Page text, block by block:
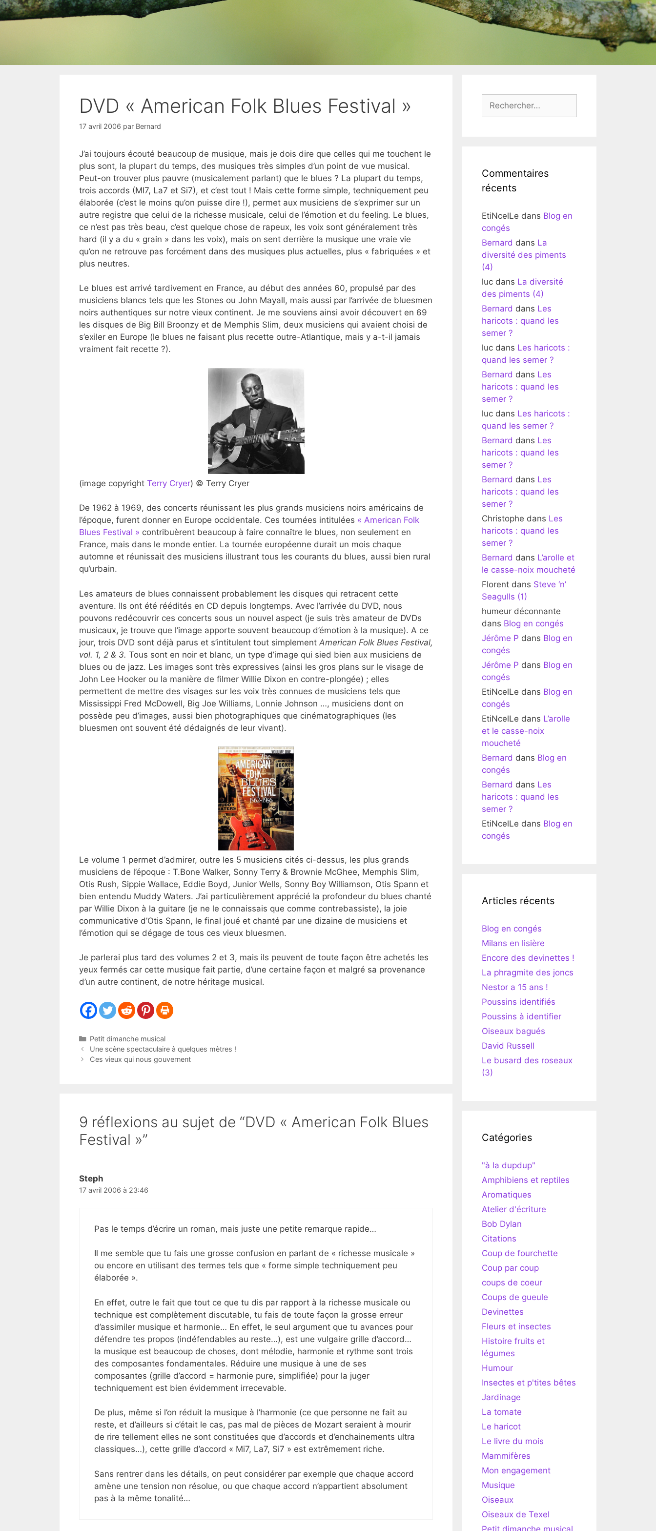
DVD « American Folk Blues Festival »
17 avril 2006 par Bernard
J’ai toujours écouté beaucoup de musique, mais je dois dire que celles qui me touchent le
plus sont, la plupart du temps, des musiques très simples d’un point de vue musical.
Peut-on trouver plus pauvre (musicalement parlant) que le blues ? La plupart du temps,
trois accords (MI7, La7 et Si7), et c’est tout ! Mais cette forme simple, techniquement peu
élaborée (c’est le moins qu’on puisse dire !), permet aux musiciens de s’exprimer sur un
autre registre que celui de la richesse musicale, celui de l’émotion et du feeling. Le blues,
ce n’est pas très beau, c’est quelque chose de rapeux, les voix sont généralement très
hard (il y a du « grain » dans les voix), mais on sent derrière la musique une vraie vie
qu’on ne retrouve pas forcément dans des musiques plus actuelles, plus « fabriquées » et
plus neutres.
Le blues est arrivé tardivement en France, au début des années 60, propulsé par des
musiciens blancs tels que les Stones ou John Mayall, mais aussi par l’arrivée de bluesmen
noirs authentiques sur notre vieux continent. Je me souviens ainsi avoir découvert en 69
les disques de Big Bill Broonzy et de Memphis Slim, deux musiciens qui avaient choisi de
s’exiler en Europe (le blues ne faisant plus recette outre-Atlantique, mais y a-t-il jamais
vraiment fait recette ?).
(image copyright Terry Cryer) © Terry Cryer
De 1962 à 1969, des concerts réunissant les plus grands musiciens noirs américains de
l’époque, furent donner en Europe occidentale. Ces tournées intitulées « American Folk
Blues Festival » contribuèrent beaucoup à faire connaître le blues, non seulement en
France, mais dans le monde entier. La tournée européenne durait un mois chaque
automne et réunissait des musiciens illustrant tous les courants du blues, aussi bien rural
qu’urbain.
Les amateurs de blues connaissent probablement les disques qui retracent cette
aventure. Ils ont été réédités en CD depuis longtemps. Avec l’arrivée du DVD, nous
pouvons redécouvrir ces concerts sous un nouvel aspect (je suis très amateur de DVDs
musicaux, je trouve que l’image apporte souvent beaucoup d’émotion à la musique). A ce
jour, trois DVD sont déjà parus et s’intitulent tout simplement American Folk Blues Festival,
vol. 1, 2 & 3. Tous sont en noir et blanc, un type d’image qui sied bien aux musiciens de
blues ou de jazz. Les images sont très expressives (ainsi les gros plans sur le visage de
John Lee Hooker ou la manière de filmer Willie Dixon en contre-plongée) ; elles
permettent de mettre des visages sur les voix très connues de musiciens tels que
Mississippi Fred McDowell, Big Joe Williams, Lonnie Johnson …, musiciens dont on
possède peu d’images, aussi bien photographiques que cinématographiques (les
bluesmen ont souvent été dédaignés de leur vivant).
Le volume 1 permet d’admirer, outre les 5 musiciens cités ci-dessus, les plus grands
musiciens de l’époque : T.Bone Walker, Sonny Terry & Brownie McGhee, Memphis Slim,
Otis Rush, Sippie Wallace, Eddie Boyd, Junior Wells, Sonny Boy Williamson, Otis Spann et
bien entendu Muddy Waters. J’ai particulièrement apprécié la profondeur du blues chanté
par Willie Dixon à la guitare (je ne le connaissais que comme contrebassiste), la joie
communicative d’Otis Spann, le final joué et chanté par une dizaine de musiciens et
l’émotion qui se dégage de tous ces vieux bluesmen.
Je parlerai plus tard des volumes 2 et 3, mais ils peuvent de toute façon être achetés les
yeux fermés car cette musique fait partie, d’une certaine façon et malgré sa provenance
d’un autre continent, de notre héritage musical.
Catégories
Petit dimanche musical
Une scène spectaculaire à quelques mètres !
Ces vieux qui nous gouvernent
9 réflexions au sujet de “DVD « American Folk Blues
Festival »”
Steph
17 avril 2006 à 23:46
Pas le temps d’écrire un roman, mais juste une petite remarque rapide…
Il me semble que tu fais une grosse confusion en parlant de « richesse musicale »
ou encore en utilisant des termes tels que « forme simple techniquement peu
élaborée ».
En effet, outre le fait que tout ce que tu dis par rapport à la richesse musicale ou
technique est complètement discutable, tu fais de toute façon la grosse erreur
d’assimiler musique et harmonie… En effet, le seul argument que tu avances pour
défendre tes propos (indéfendables au reste…), est une vulgaire grille d’accord…
la musique est beaucoup de choses, dont mélodie, harmonie et rythme sont trois
des composantes fondamentales. Réduire une musique à une de ses
composantes (grille d’accord = harmonie pure, simplifiée) pour la juger
techniquement est bien évidemment irrecevable.
De plus, même si l’on réduit la musique à l’harmonie (ce que personne ne fait au
reste, et d’ailleurs si c’était le cas, pas mal de pièces de Mozart seraient à mourir
de rire tellement elles ne sont constituées que d’accords et d’enchainements ultra
classiques…), cette grille d’accord « Mi7, La7, Si7 » est extrêmement riche.
Sans rentrer dans les détails, on peut considérer par exemple que chaque accord
amène une tension non résolue, ou que chaque accord n’appartient absolument
pas à la même tonalité…
Commentaires
récents
EtiNcelLe dans Blog en
congés
Bernard dans La
diversité des piments
(4)
luc dans La diversité
des piments (4)
Bernard dans Les
haricots : quand les
semer ?
luc dans Les haricots :
quand les semer ?
Bernard dans Les
haricots : quand les
semer ?
luc dans Les haricots :
quand les semer ?
Bernard dans Les
haricots : quand les
semer ?
Bernard dans Les
haricots : quand les
semer ?
Christophe dans Les
haricots : quand les
semer ?
Bernard dans L’arolle et
le casse-noix moucheté
Florent dans Steve ‘n’
Seagulls (1)
humeur déconnante
dans Blog en congés
Jérôme P dans Blog en
congés
Jérôme P dans Blog en
congés
EtiNcelLe dans Blog en
congés
EtiNcelLe dans L’arolle
et le casse-noix
moucheté
Bernard dans Blog en
congés
Bernard dans Les
haricots : quand les
semer ?
EtiNcelLe dans Blog en
congés
Articles récents
Blog en congés
Milans en lisière
Encore des devinettes !
La phragmite des joncs
Nestor a 15 ans !
Poussins identifiés
Poussins à identifier
Oiseaux bagués
David Russell
Le busard des roseaux
(3)
Catégories
"à la dupdup"
Amphibiens et reptiles
Aromatiques
Atelier d'écriture
Bob Dylan
Citations
Coup de fourchette
Coup par coup
coups de coeur
Coups de gueule
Devinettes
Fleurs et insectes
Histoire fruits et
légumes
Humour
Insectes et p'tites bêtes
Jardinage
La tomate
Le haricot
Le livre du mois
Mammifères
Mon engagement
Musique
Oiseaux
Oiseaux de Texel
Petit dimanche musical